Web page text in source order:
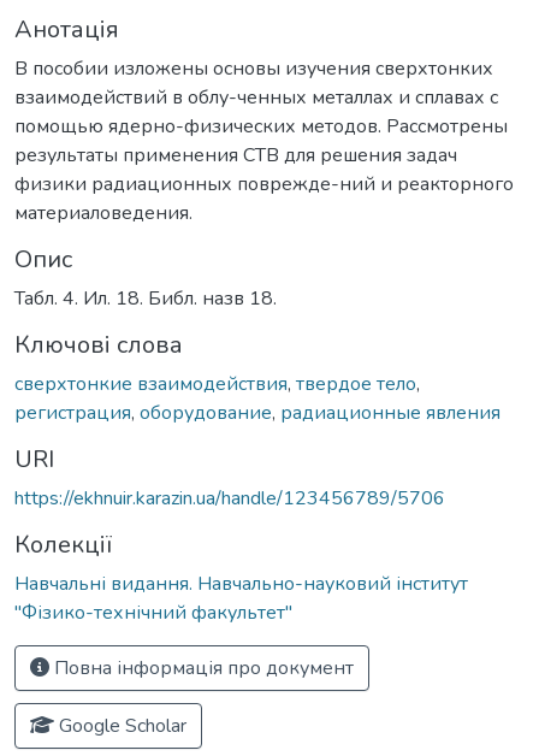
Анотація
В пособии изложены основы изучения сверхтонких
взаимодействий в облу-ченных металлах и сплавах с
помощью ядерно-физических методов. Рассмотрены
результаты применения СТВ для решения задач
физики радиационных поврежде-ний и реакторного
материаловедения.
Опис
Табл. 4. Ил. 18. Библ. назв 18.
Ключові слова
сверхтонкие взаимодействия, твердое тело,
регистрация, оборудование, радиационные явления
URI
https://ekhnuir.karazin.ua/handle/123456789/5706
Колекції
Навчальні видання. Навчально-науковий інститут
"Фізико-технічний факультет"
Повна інформація про документ
Google Scholar